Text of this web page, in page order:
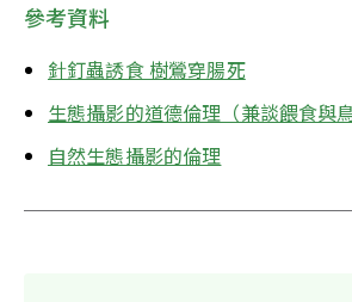
參考資料
針釘蟲誘食 樹鶯穿腸死
生態攝影的道德倫理（兼談餵食與
自然生態攝影的倫理